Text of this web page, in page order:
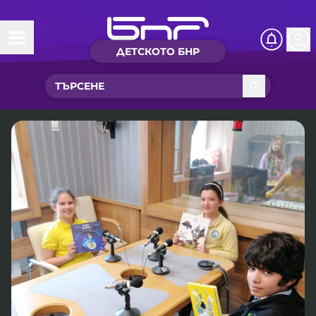
ДЕТСКОТО БНР
Начало
Какво ново?
Рубрики с вълшебства
Детско радио
Чуйте
Новините на детски език
Приказки
Песнички
Искри
Интересен архив
Нашите гости